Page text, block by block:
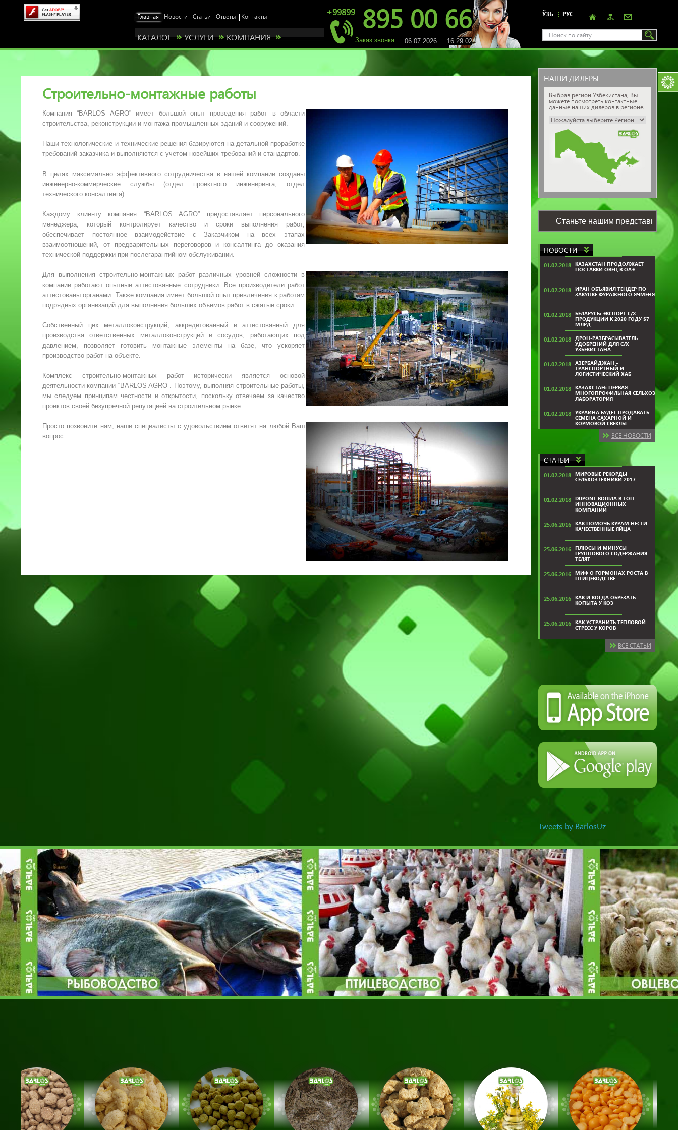
КАТАЛОГ УСЛУГИ КОМПАНИЯ
+99899 895 00 66
06.07.2026 16:29:03
Заказ звонка
ЎЗБ РУС
НАШИ ДИЛЕРЫ
Выбрав регион Узбекистана, Вы
можете посмотреть контактные
данные наших дилеров в регионе.
Станьте нашим представителем у
НОВОСТИ
01.02.2018
КАЗАХСТАН ПРОДОЛЖАЕТ
ПОСТАВКИ ОВЕЦ В ОАЭ
01.02.2018
ИРАН ОБЪЯВИЛ ТЕНДЕР ПО
ЗАКУПКЕ ФУРАЖНОГО ЯЧМЕНЯ
01.02.2018
БЕЛАРУСЬ: ЭКСПОРТ С/Х
ПРОДУКЦИИ К 2020 ГОДУ $7
МЛРД
01.02.2018
ДРОН-РАЗБРАСЫВАТЕЛЬ
УДОБРЕНИЙ ДЛЯ С/Х
УЗБЕКИСТАНА
01.02.2018
АЗЕРБАЙДЖАН –
ТРАНСПОРТНЫЙ И
ЛОГИСТИЧЕСКИЙ ХАБ
01.02.2018
КАЗАХСТАН: ПЕРВАЯ
МНОГОПРОФИЛЬНАЯ СЕЛЬХОЗ
ЛАБОРАТОРИЯ
01.02.2018
УКРАИНА БУДЕТ ПРОДАВАТЬ
СЕМЕНА САХАРНОЙ И
КОРМОВОЙ СВЕКЛЫ
ВСЕ НОВОСТИ
СТАТЬИ
01.02.2018
МИРОВЫЕ РЕКОРДЫ
СЕЛЬХОЗТЕХНИКИ 2017
01.02.2018
DUPONT ВОШЛА В ТОП
ИННОВАЦИОННЫХ
КОМПАНИЙ
25.06.2016
КАК ПОМОЧЬ КУРАМ НЕСТИ
КАЧЕСТВЕННЫЕ ЯЙЦА
25.06.2016
ПЛЮСЫ И МИНУСЫ
ГРУППОВОГО СОДЕРЖАНИЯ
ТЕЛЯТ
25.06.2016
МИФ О ГОРМОНАХ РОСТА В
ПТИЦЕВОДСТВЕ
25.06.2016
КАК И КОГДА ОБРЕЗАТЬ
КОПЫТА У КОЗ
25.06.2016
КАК УСТРАНИТЬ ТЕПЛОВОЙ
СТРЕСС У КОРОВ
ВСЕ СТАТЬИ
Tweets by BarlosUz
Строительно-монтажные работы
Компания “BARLOS AGRO” имеет большой опыт проведения работ в области
строительства, реконструкции и монтажа промышленных зданий и сооружений.
Наши технологические и технические решения базируются на детальной проработке
требований заказчика и выполняются с учетом новейших требований и стандартов.
В целях максимально эффективного сотрудничества в нашей компании созданы
инженерно-коммерческие службы (отдел проектного инжиниринга, отдел
технического консалтинга).
Каждому клиенту компания “BARLOS AGRO” предоставляет персонального
менеджера, который контролирует качество и сроки выполнения работ,
обеспечивает постоянное взаимодействие с Заказчиком на всех этапах
взаимоотношений, от предварительных переговоров и консалтинга до оказания
технической поддержки при послегарантийном обслуживании.
Для выполнения строительно-монтажных работ различных уровней сложности в
компании работают опытные аттестованные сотрудники. Все производители работ
аттестованы органами. Также компания имеет большой опыт привлечения к работам
подрядных организаций для выполнения больших объемов работ в сжатые сроки.
Собственный цех металлоконструкций, аккредитованный и аттестованный для
производства ответственных металлоконструкций и сосудов, работающих под
давлением, позволяет готовить монтажные элементы на базе, что ускоряет
производство работ на объекте.
Комплекс строительно-монтажных работ исторически является основой
деятельности компании “BARLOS AGRO”. Поэтому, выполняя строительные работы,
мы следуем принципам честности и открытости, поскольку отвечаем за качество
проектов своей безупречной репутацией на строительном рынке.
Просто позвоните нам, наши специалисты с удовольствием ответят на любой Ваш
вопрос.